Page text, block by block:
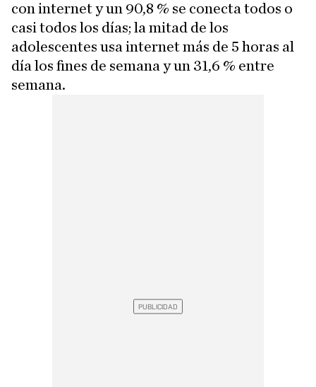
con internet y un 90,8 % se conecta todos o
casi todos los días; la mitad de los
adolescentes usa internet más de 5 horas al
día los fines de semana y un 31,6 % entre
semana.